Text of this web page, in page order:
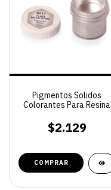
Pigmentos Solidos
Colorantes Para Resina
$2.129
COMPRAR